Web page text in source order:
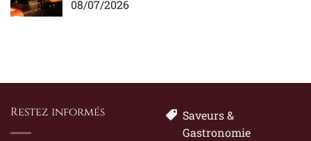
08/07/2026
Restez informés
Saveurs &
Gastronomie